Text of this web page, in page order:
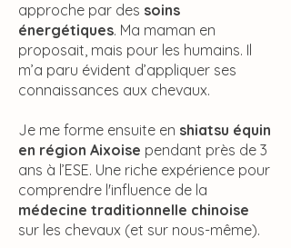
approche par des soins
énergétiques. Ma maman en
proposait, mais pour les humains. Il
m’a paru évident d’appliquer ses
connaissances aux chevaux.
Je me forme ensuite en shiatsu équin
en région Aixoise pendant près de 3
ans à l’ESE. Une riche expérience pour
comprendre l'influence de la
médecine traditionnelle chinoise
sur les chevaux (et sur nous-même).